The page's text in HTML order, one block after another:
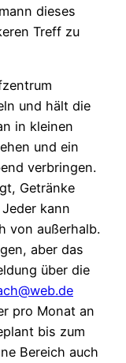
dieses
Treff zu
und hält die
in kleinen
und ein
verbringen.
Getränke
kann
von außerhalb.
aber das
über die
pro Monat an
bis zum
Bereich auch